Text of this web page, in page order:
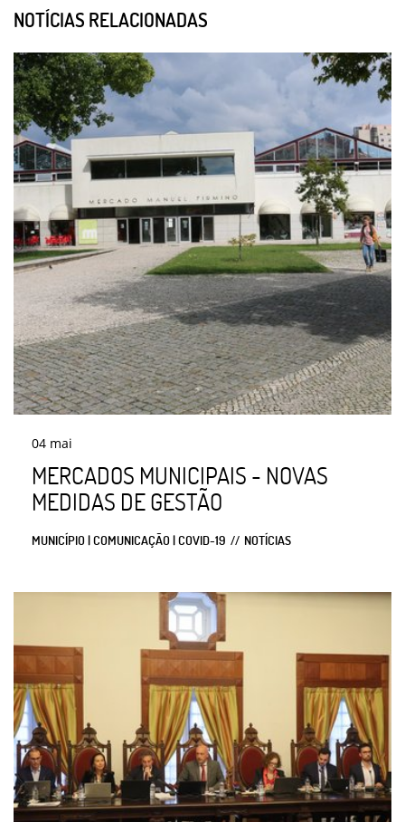
NOTÍCIAS RELACIONADAS
04 mai
MERCADOS MUNICIPAIS - NOVAS
MEDIDAS DE GESTÃO
MUNICÍPIO | COMUNICAÇÃO | COVID-19 NOTÍCIAS